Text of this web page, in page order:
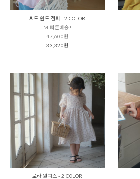
씨드 윈드 점퍼 - 2 COLOR
M 빠른배송 !
47,600원
33,320원
로라 원피스 - 2 COLOR